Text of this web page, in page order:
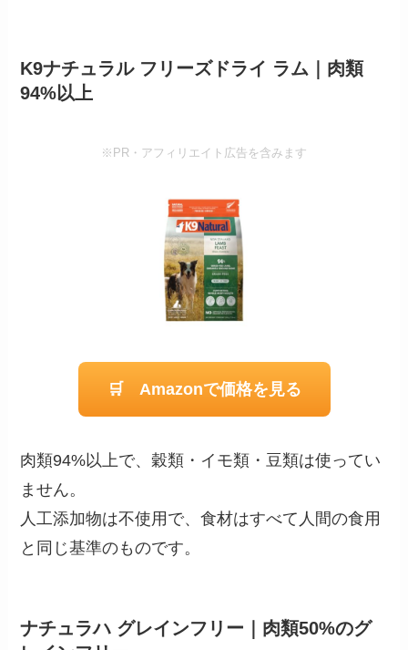
K9ナチュラル フリーズドライ ラム｜肉類
94%以上
※PR・アフィリエイト広告を含みます
🛒 Amazonで価格を見る
肉類94%以上で、穀類・イモ類・豆類は使ってい
ません。
人工添加物は不使用で、食材はすべて人間の食用
と同じ基準のものです。
ナチュラハ グレインフリー｜肉類50%のグ